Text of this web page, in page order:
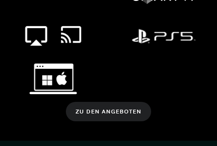
ZU DEN ANGEBOTEN